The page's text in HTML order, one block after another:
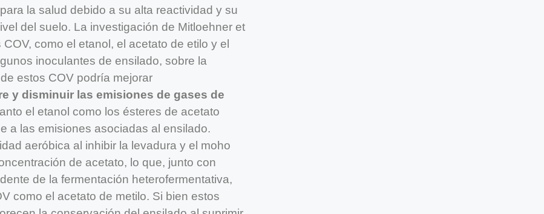
la salud debido a su alta reactividad y su
del suelo. La investigación de Mitloehner et
como el etanol, el acetato de etilo y el
inoculantes de ensilado, sobre la
estos COV podría mejorar
y disminuir las emisiones de gases de
el etanol como los ésteres de acetato
a las emisiones asociadas al ensilado.
aeróbica al inhibir la levadura y el moho
de acetato, lo que, junto con
de la fermentación heterofermentativa,
como el acetato de metilo. Si bien estos